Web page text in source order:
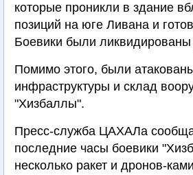
которые проникли в здание
позиций на юге Ливана и
Боевики были
Помимо этого, были
инфраструктуры и склад
"Хизбаллы".
Пресс-служба ЦАХАЛа
последние часы боевики
несколько ракет и дронов-